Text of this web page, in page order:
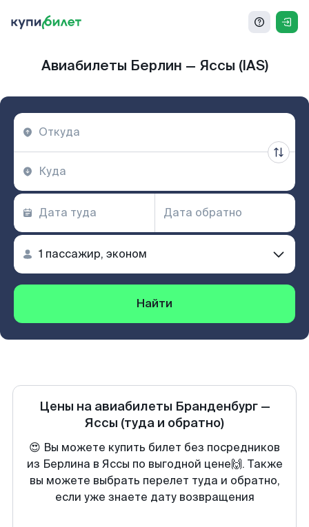
Авиабилеты Берлин — Яссы (IAS)
Найти
Цены на авиабилеты Бранденбург—
Яссы (туда и обратно)
😍 Вы можете купить билет без посредников
из Берлина в Яссы по выгодной цене🙌. Также
вы можете выбрать перелет туда и обратно,
если уже знаете дату возвращения